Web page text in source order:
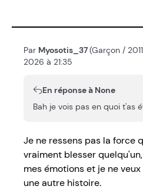
Par Myosotis_37(Garçon /
2026 à 21:35
En réponse à None
Bah je vois pas en quoi t'as
Je ne ressens pas la force
vraiment blesser
mes émotions et je ne
une autre histoire.